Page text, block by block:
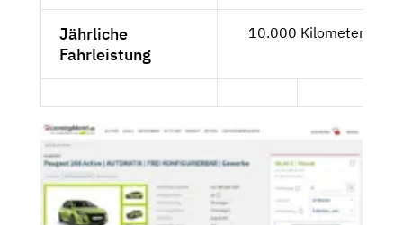
Jährliche
Fahrleistung
10.000 Kilometer